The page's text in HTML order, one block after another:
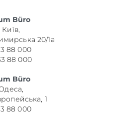
Büro
Київ,
20/1а
88 000
88 000
Büro
1
88 000